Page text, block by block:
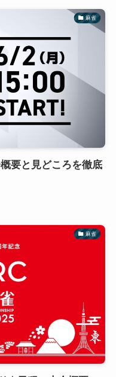
麻雀
要と見どころを徹底
麻雀